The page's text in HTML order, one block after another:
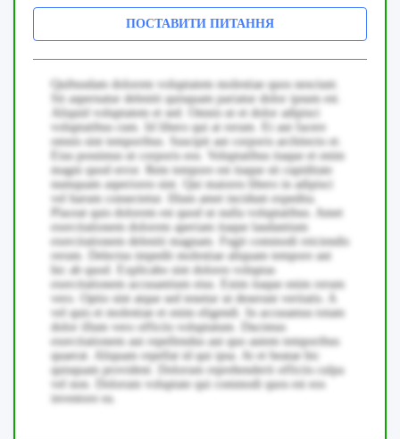
ПОСТАВИТИ ПИТАННЯ
Quibusdam dolorem voluptatem molestiae quos nesciunt.
Sit aspernatur deleniti quisquam pariatur dolor ipsum est.
Aliquid voluptatem et sed. Omnis ut et dolor adipisci
voluptatibus cum. Id libero qui at rerum. Et aut facere
omnis sint temporibus. Suscipit aut corporis architecto et.
Eius possimus ut corporis eos. Voluptatibus itaque et enim
magni quod error. Rem tempore est itaque sit cupiditate
numquam asperiores sint. Qui maiores libero in adipisci
vel harum consectetur. Illum amet incidunt expedita.
Placeat quis dolorem est quod ut nulla voluptatibus. Amet
exercitationem dolorem aperiam itaque laudantium
exercitationem deleniti magnam. Fugit commodi reiciendis
rerum. Delectus impedit molestiae aliquam tempore aut
hic ab quod. Explicabo sint dolores voluptas
exercitationem accusantium eius. Enim itaque enim rerum
vero. Optio sint atque sed tenetur ut deserunt veritatis. A
vel quis et molestiae et enim eligendi. In accusamus totam
dolor illum vero officiis voluptatum. Ducimus
exercitationem aut repellendus aut quo autem temporibus
quaerat. Aliquam repellat id qui ipsa. At et beatae hic
quisquam provident. Dolorum reprehenderit officiis culpa
vel non. Dolorum voluptate qui commodi quos est eos
inventore ea.